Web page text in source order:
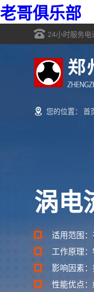
老哥俱乐部
24小时服务电
您的位置： 首
涡电
适用范围
工作原理
影响因素
性能优点